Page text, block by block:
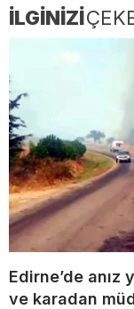
İLGİNİZİ
Edirne’de anız
ve karadan